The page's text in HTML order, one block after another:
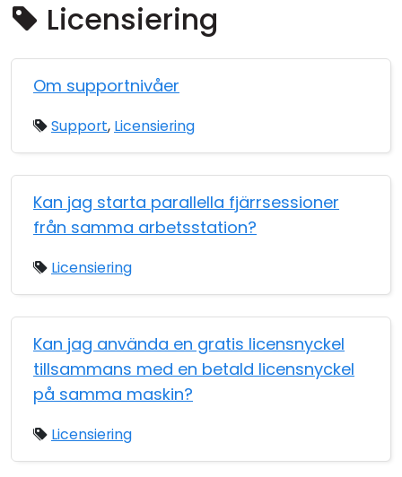
Licensiering
Om supportnivåer
Support, Licensiering
Kan jag starta parallella fjärrsessioner
från samma arbetsstation?
Licensiering
Kan jag använda en gratis licensnyckel
tillsammans med en betald licensnyckel
på samma maskin?
Licensiering
Moln & Lokal installation